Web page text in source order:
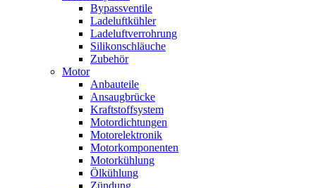
Bypassventile
Ladeluftkühler
Ladeluftverrohrung
Silikonschläuche
Zubehör
Motor
Anbauteile
Ansaugbrücke
Kraftstoffsystem
Motordichtungen
Motorelektronik
Motorkomponenten
Motorkühlung
Ölkühlung
Zündung